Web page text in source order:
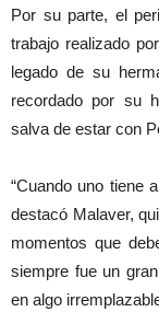
Por su parte, el
trabajo realizado
legado de su
recordado por su
salva de estar con
“Cuando uno tiene
destacó Malaver,
momentos que
siempre fue un
en algo